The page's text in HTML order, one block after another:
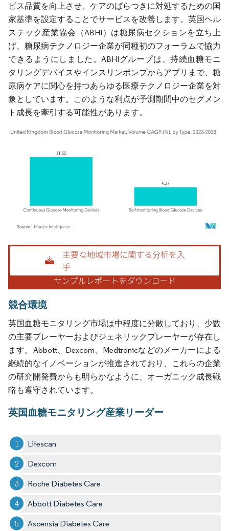
ビス品質を向上させ、ケアのばらつきに対処するための国
家基準を設定することでサービスを改善します。英国ヘル
ステック産業協会（ABHI）は糖尿病セクションを立ち上
げ、糖尿病テクノロジー企業が同種初のフォーラムで協力
できるようにしました。ABHIグループは、持続血糖モニ
タリングデバイスやインスリンポンプからアプリまで、糖
尿病ケアに関心を持つあらゆる医療テクノロジー企業を対
象としています。このような利点が予測期間中のセグメン
ト成長を牽引する可能性があります。
画像 © Mordor Intelligence。再利用にはCC BY 4.0の表示が必要です。
競合環境
英国血糖モニタリング市場は中程度に分散しており、少数
の主要プレーヤーおよびジェネリックプレーヤーが存在し
ます。Abbott、Dexcom、Medtronicなどのメーカーによる
継続的なイノベーションが推進されており、これらの企業
の研究開発費からも明らかなように、オーガニック成長戦
略も遵守されています。
英国血糖モニタリング産業リーダー
Lifescan
Dexcom
Roche Diabetes Care
Abbott Diabetes Care
Ascensia Diabetes Care